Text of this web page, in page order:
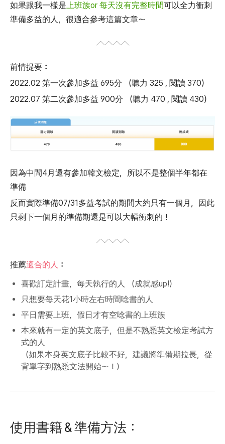
如果跟我一樣是上班族or 每天沒有完整時間可以全力衝刺
準備多益的人，很適合參考這篇文章～
前情提要：
2022.02 第一次參加多益 695分 （聽力 325 , 閱讀 370）
2022.07 第二次參加多益 900分 （聽力 470 , 閱讀 430）
因為中間4月還有參加韓文檢定，所以不是整個半年都在
準備
反而實際準備07/31多益考試的期間大約只有一個月，因此
只剩下一個月的準備期還是可以大幅衝刺的！
推薦適合的人 ：
喜歡訂定計畫，每天執行的人 （成就感up!）
只想要每天花1小時左右時間唸書的人
平日需要上班，假日才有空唸書的上班族
本來就有一定的英文底子，但是不熟悉英文檢定考試方
式的人
（如果本身英文底子比較不好，建議將準備期拉長，從
背單字到熟悉文法開始～！）
使用書籍＆準備方法：